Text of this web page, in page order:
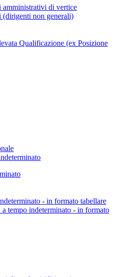
di vertice
non generali)
Qualificazione (ex Posizione
- in formato tabellare
a tempo indeterminato - in formato